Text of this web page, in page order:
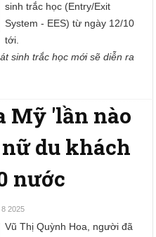
sinh trắc học (Entry/Exit
System - EES) từ ngày 12/10
tới.
sinh trắc học mới sẽ diễn ra
Mỹ 'lần nào
du khách
nước
2025
Vũ Thị Quỳnh Hoa, người đã